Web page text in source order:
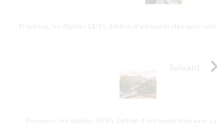
Provence, les Alpilles 18/85. Edition d'art numérotée avec
Suivant
Provence, les Alpilles 29/85. Edition d'art numérotée avec